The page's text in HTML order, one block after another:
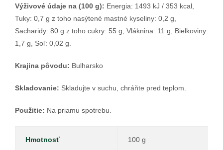
Výživové údaje na (100 g): Energia: 1493 kJ / 353 kcal,
Tuky: 0,7 g z toho nasýtené mastné kyseliny: 0,2 g,
Sacharidy: 80 g z toho cukry: 55 g, Vláknina: 11 g, Bielkoviny:
1,7 g, Soľ: 0,02 g.
Krajina pôvodu: Bulharsko
Skladovanie: Skladujte v suchu, chráňte pred teplom.
Použitie: Na priamu spotrebu.
Hmotnosť 100 g